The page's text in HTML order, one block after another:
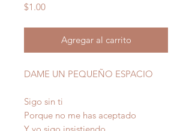
$1.00Precio
Agregar al carrito
DAME UN PEQUEÑO ESPACIO
Sigo sin ti
Porque no me has aceptado